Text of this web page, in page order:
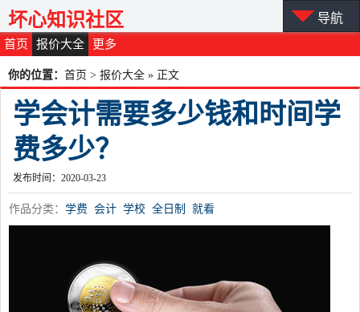
首页 报价大全 更多
坏心知识社区 导航
你的位置： 首页 > 报价大全 » 正文
学会计需要多少钱和时间学
费多少？
发布时间：2020-03-23
作品分类： 学费 会计 学校 全日制 就看